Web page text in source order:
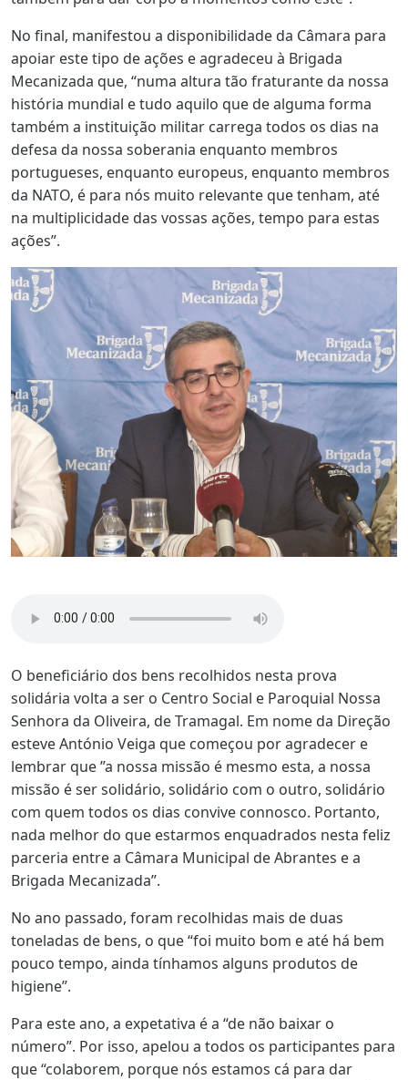
No final, manifestou a disponibilidade da Câmara para
apoiar este tipo de ações e agradeceu à Brigada
Mecanizada que, “numa altura tão fraturante da nossa
história mundial e tudo aquilo que de alguma forma
também a instituição militar carrega todos os dias na
defesa da nossa soberania enquanto membros
portugueses, enquanto europeus, enquanto membros
da NATO, é para nós muito relevante que tenham, até
na multiplicidade das vossas ações, tempo para estas
ações”.
O beneficiário dos bens recolhidos nesta prova
solidária volta a ser o Centro Social e Paroquial Nossa
Senhora da Oliveira, de Tramagal. Em nome da Direção
esteve António Veiga que começou por agradecer e
lembrar que ”a nossa missão é mesmo esta, a nossa
missão é ser solidário, solidário com o outro, solidário
com quem todos os dias convive connosco. Portanto,
nada melhor do que estarmos enquadrados nesta feliz
parceria entre a Câmara Municipal de Abrantes e a
Brigada Mecanizada”.
No ano passado, foram recolhidas mais de duas
toneladas de bens, o que “foi muito bom e até há bem
pouco tempo, ainda tínhamos alguns produtos de
higiene”.
Para este ano, a expetativa é a “de não baixar o
número”. Por isso, apelou a todos os participantes para
que “colaborem, porque nós estamos cá para dar